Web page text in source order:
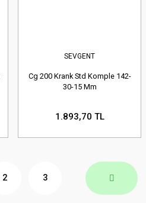
SEVGENT
Cg 200 Krank Std Komple 142-
30-15 Mm
1.893,70 TL
2 3